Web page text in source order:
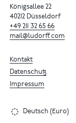
Königsallee 22
40212 Düsseldorf
+49 211 32 65 66
mail@ludorff.com
Kontakt
Datenschutz
Impressum
Deutsch (Euro)